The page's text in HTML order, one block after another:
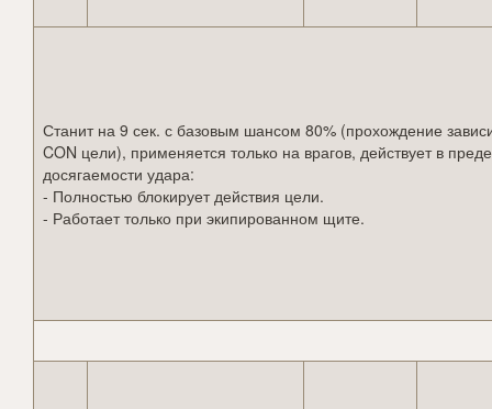
Станит на 9 сек. с базовым шансом 80% (прохождение
CON цели), применяется только на врагов, действует в
досягаемости удара:
- Полностью блокирует действия цели.
- Работает только при экипированном щите.